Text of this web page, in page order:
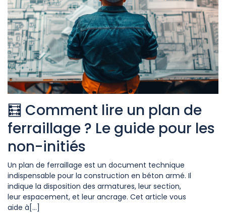
🧮 Comment lire un plan de
ferraillage ? Le guide pour les
non-initiés
Un plan de ferraillage est un document technique
indispensable pour la construction en béton armé. Il
indique la disposition des armatures, leur section,
leur espacement, et leur ancrage. Cet article vous
aide à[...]